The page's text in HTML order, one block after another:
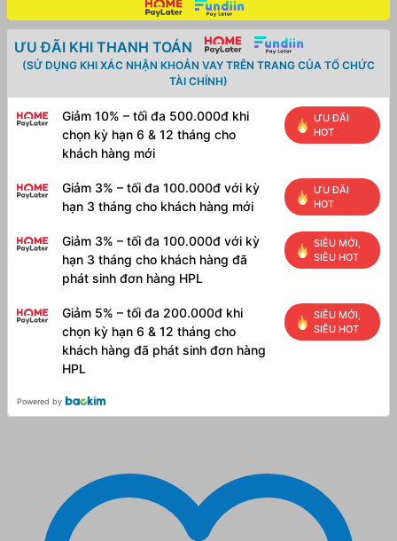
ƯU ĐÃI KHI THANH TOÁN
(SỬ DỤNG KHI XÁC NHẬN KHOẢN VAY TRÊN TRANG CỦA TỔ CHỨC
TÀI CHÍNH)
Giảm 10% – tối đa 500.000đ khi
chọn kỳ hạn 6 & 12 tháng cho
khách hàng mới
ƯU ĐÃI
HOT
Giảm 3% – tối đa 100.000đ với kỳ
hạn 3 tháng cho khách hàng mới
ƯU ĐÃI
HOT
Giảm 3% – tối đa 100.000đ với kỳ
hạn 3 tháng cho khách hàng đã
phát sinh đơn hàng HPL
SIÊU MỚI,
SIÊU HOT
Giảm 5% – tối đa 200.000đ khi
chọn kỳ hạn 6 & 12 tháng cho
khách hàng đã phát sinh đơn hàng
HPL
SIÊU MỚI,
SIÊU HOT
Powered by